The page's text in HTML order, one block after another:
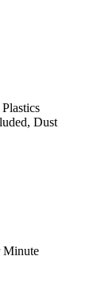
Dust
Minute